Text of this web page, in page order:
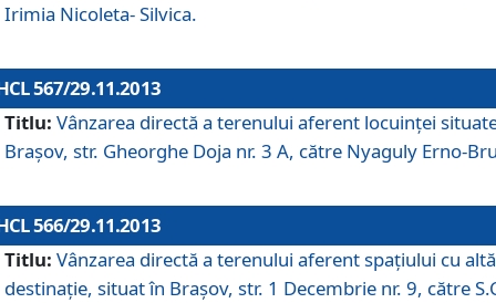
Irimia Nicoleta- Silvica.
567/29.11.2013
Titlu: Vânzarea directă a terenului aferent locuinţei
Braşov, str. Gheorghe Doja nr. 3 A, către Nyaguly Erno-
566/29.11.2013
Titlu: Vânzarea directă a terenului aferent spaţiului cu altă
destinaţie, situat în Braşov, str. 1 Decembrie nr. 9, către